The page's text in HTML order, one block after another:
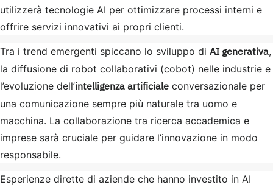
utilizzerà tecnologie AI per ottimizzare processi interni e
offrire servizi innovativi ai propri clienti.
Tra i trend emergenti spiccano lo sviluppo di AI generativa,
la diffusione di robot collaborativi (cobot) nelle industrie e
l’evoluzione dell’intelligenza artificiale conversazionale per
una comunicazione sempre più naturale tra uomo e
macchina. La collaborazione tra ricerca accademica e
imprese sarà cruciale per guidare l’innovazione in modo
responsabile.
Esperienze dirette di aziende che hanno investito in AI